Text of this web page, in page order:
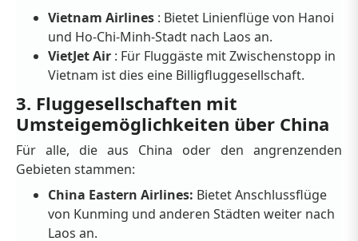
Vietnam Airlines : Bietet Linienflüge von Hanoi
und Ho-Chi-Minh-Stadt nach Laos an.
VietJet Air : Für Fluggäste mit Zwischenstopp in
Vietnam ist dies eine Billigfluggesellschaft.
3. Fluggesellschaften mit
Umsteigemöglichkeiten über China
Für alle, die aus China oder den angrenzenden
Gebieten stammen:
China Eastern Airlines: Bietet Anschlussflüge
von Kunming und anderen Städten weiter nach
Laos an.